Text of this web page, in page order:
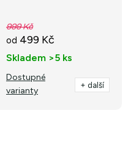
999 Kč
od 499 Kč
Skladem >5 ks
Dostupné
varianty
+ další